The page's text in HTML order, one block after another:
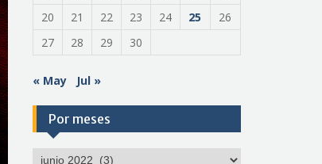
20
21 22 23 24 25
26
27
28 29 30
« May Jul »
Por meses
Por